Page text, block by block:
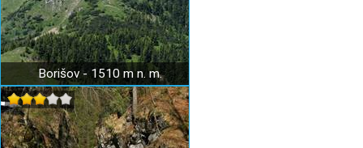
Borišov - 1510 m n. m.